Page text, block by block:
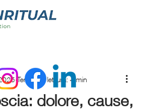
dolore, cause,
Tempo di lettura: 4 min